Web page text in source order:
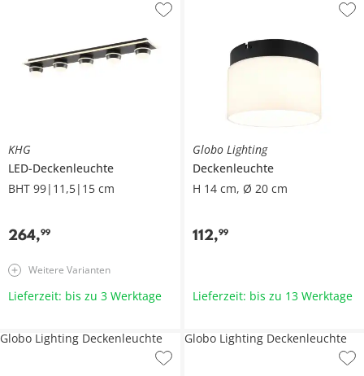
KHG
LED-Deckenleuchte
BHT 99|11,5|15 cm
264,99
Weitere Varianten
Lieferzeit: bis zu 3 Werktage
Globo Lighting
Deckenleuchte
H 14 cm, Ø 20 cm
112,99
Lieferzeit: bis zu 13 Werktage
Globo Lighting Deckenleuchte Globo Lighting Deckenleuchte